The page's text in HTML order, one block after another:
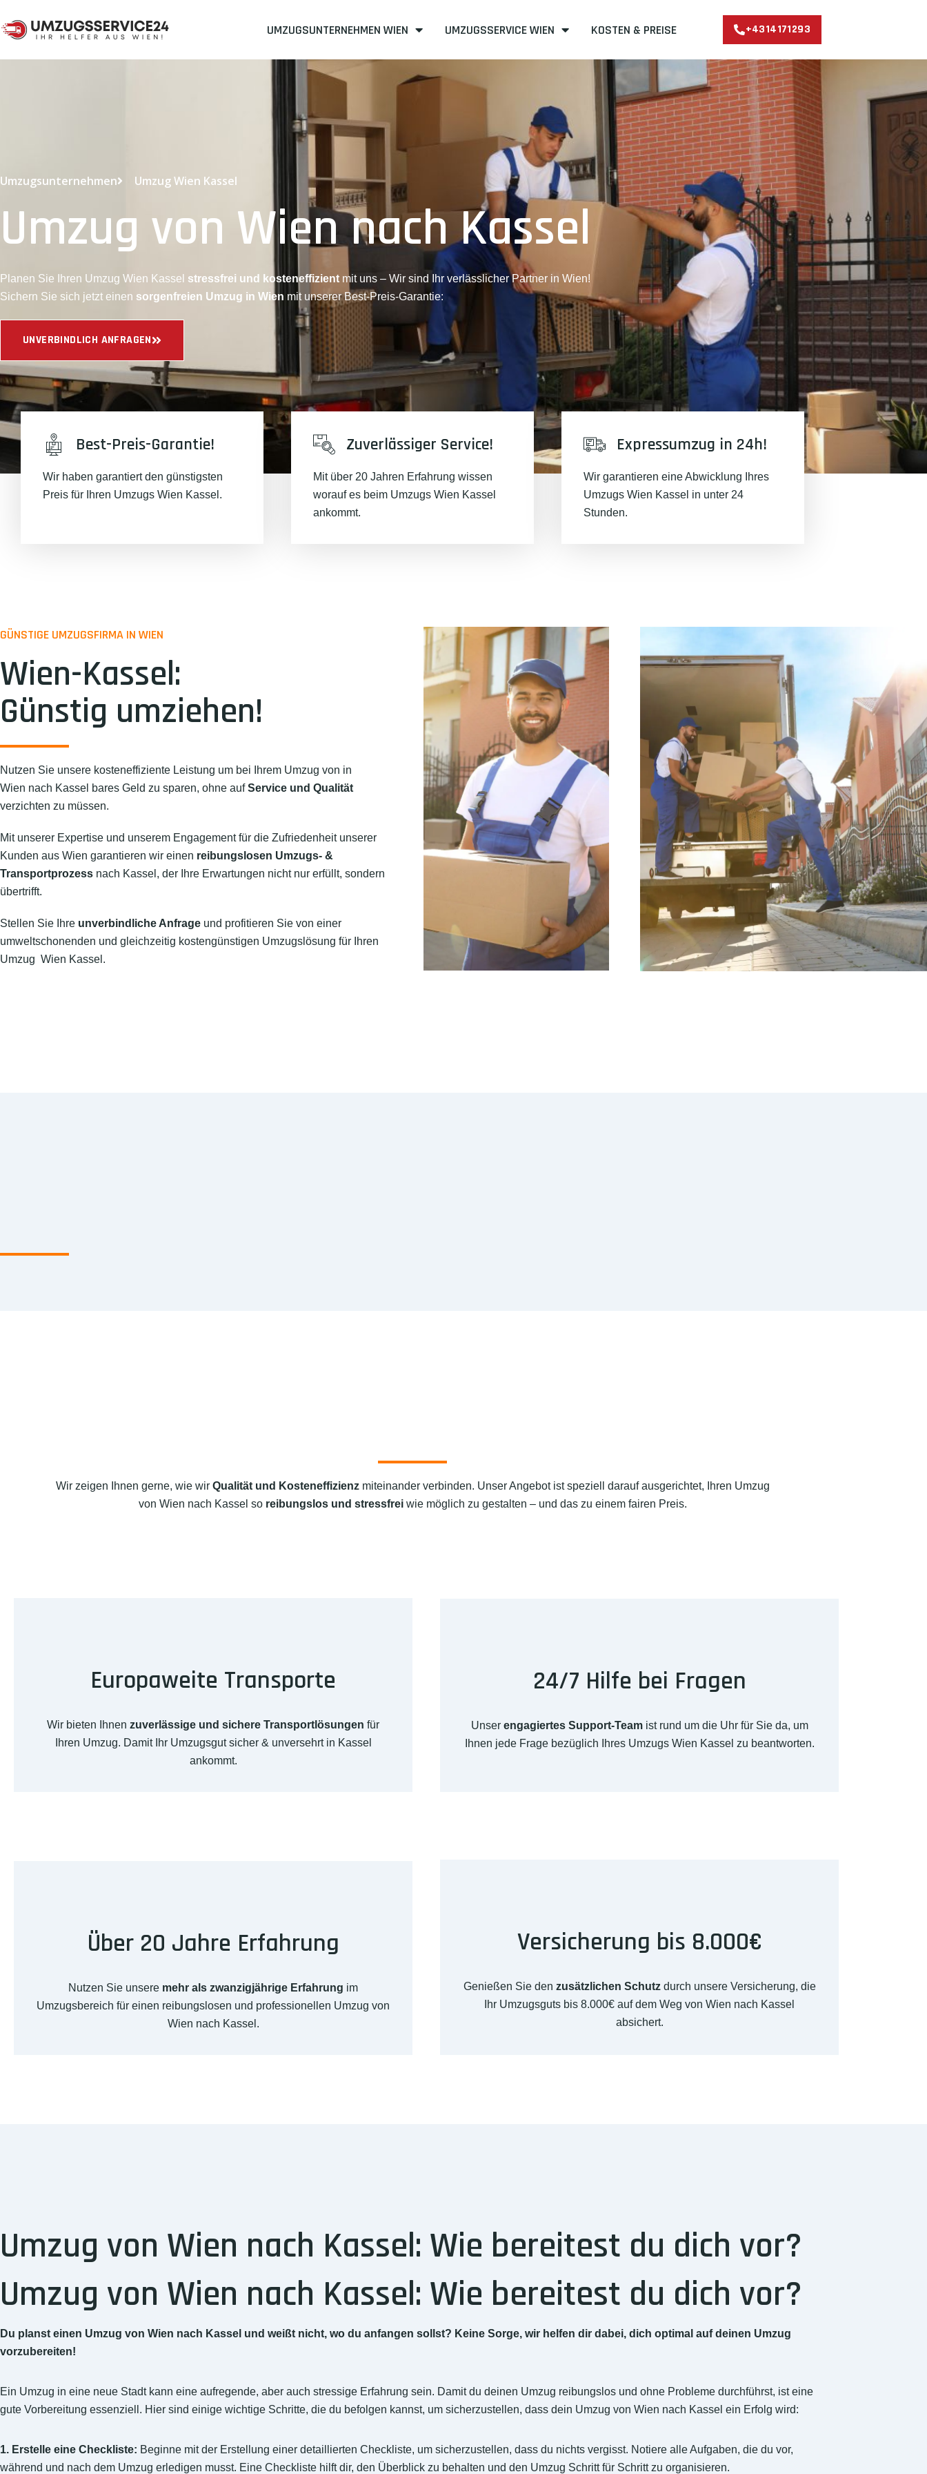
UMZUGSUNTERNEHMEN WIEN UMZUGSSERVICE WIEN KOSTEN & PREISE +4314171293
Umzugsunternehmen Umzug Wien Kassel
Umzug von Wien nach Kassel
Planen Sie Ihren Umzug Wien Kassel stressfrei und kosteneffizient mit uns – Wir sind Ihr verlässlicher Partner in Wien!
Sichern Sie sich jetzt einen sorgenfreien Umzug in Wien mit unserer Best-Preis-Garantie:
UNVERBINDLICH ANFRAGEN
Best-Preis-Garantie!
Wir haben garantiert den günstigsten
Preis für Ihren Umzugs Wien Kassel.
Zuverlässiger Service!
Mit über 20 Jahren Erfahrung wissen
worauf es beim Umzugs Wien Kassel
ankommt.
Expressumzug in 24h!
Wir garantieren eine Abwicklung Ihres
Umzugs Wien Kassel in unter 24
Stunden.
GÜNSTIGE UMZUGSFIRMA IN WIEN
Wien-Kassel:
Günstig umziehen!
Nutzen Sie unsere kosteneffiziente Leistung um bei Ihrem Umzug von in
Wien nach Kassel bares Geld zu sparen, ohne aufService und Qualität
verzichten zu müssen.
Mit unserer Expertise und unserem Engagement für die Zufriedenheit unserer
Kunden aus Wien garantieren wir einen reibungslosen Umzugs- &
Transportprozess nach Kassel, der Ihre Erwartungen nicht nur erfüllt, sondern
übertrifft.
Stellen Sie Ihre unverbindliche Anfrage und profitieren Sie von einer
umweltschonenden und gleichzeitig kostengünstigen Umzugslösung für Ihren
Umzug Wien Kassel.
Wir zeigen Ihnen gerne, wie wir Qualität und Kosteneffizienzmiteinander verbinden. Unser Angebot ist speziell darauf ausgerichtet, Ihren Umzug
von Wien nach Kassel so reibungslos und stressfreiwie möglich zu gestalten – und das zu einem fairen Preis.
Europaweite Transporte
Wir bieten Ihnen zuverlässige und sichere Transportlösungen für
Ihren Umzug. Damit Ihr Umzugsgut sicher & unversehrt in Kassel
ankommt.
24/7 Hilfe bei Fragen
Unser engagiertes Support-Teamist rund um die Uhr für Sie da, um
Ihnen jede Frage bezüglich Ihres Umzugs Wien Kassel zu beantworten.
Über 20 Jahre Erfahrung
Nutzen Sie unsere mehr als zwanzigjährige Erfahrung im
Umzugsbereich für einen reibungslosen und professionellen Umzug von
Wien nach Kassel.
Versicherung bis 8.000€
Genießen Sie den zusätzlichen Schutzdurch unsere Versicherung, die
Ihr Umzugsguts bis 8.000€ auf dem Weg von Wien nach Kassel
absichert.
Umzug von Wien nach Kassel: Wie bereitest du dich vor?
Umzug von Wien nach Kassel: Wie bereitest du dich vor?
Du planst einen Umzug von Wien nach Kassel und weißt nicht, wo du anfangen sollst? Keine Sorge, wir helfen dir dabei, dich optimal auf deinen Umzug
vorzubereiten!
Ein Umzug in eine neue Stadt kann eine aufregende, aber auch stressige Erfahrung sein. Damit du deinen Umzug reibungslos und ohne Probleme durchführst, ist eine
gute Vorbereitung essenziell. Hier sind einige wichtige Schritte, die du befolgen kannst, um sicherzustellen, dass dein Umzug von Wien nach Kassel ein Erfolg wird:
1. Erstelle eine Checkliste: Beginne mit der Erstellung einer detaillierten Checkliste, um sicherzustellen, dass du nichts vergisst. Notiere alle Aufgaben, die du vor,
während und nach dem Umzug erledigen musst. Eine Checkliste hilft dir, den Überblick zu behalten und den Umzug Schritt für Schritt zu organisieren.